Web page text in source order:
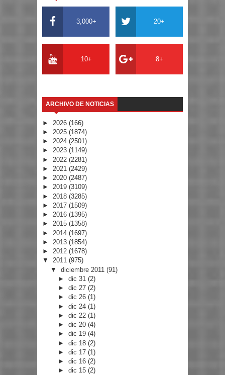
3,000+ 20+
10+ 8+
ARCHIVO DE NOTICIAS
► 2026 (166)
► 2025 (1874)
► 2024 (2501)
► 2023 (1149)
► 2022 (2281)
► 2021 (2429)
► 2020 (2487)
► 2019 (3109)
► 2018 (3285)
► 2017 (1509)
► 2016 (1395)
► 2015 (1358)
► 2014 (1697)
► 2013 (1854)
► 2012 (1678)
▼ 2011 (975)
▼ diciembre 2011 (91)
►dic 31(2)
►dic 27(2)
►dic 26(1)
►dic 24(1)
►dic 22(1)
►dic 20(4)
►dic 19(4)
►dic 18(2)
►dic 17(1)
►dic 16(2)
►dic 15(2)